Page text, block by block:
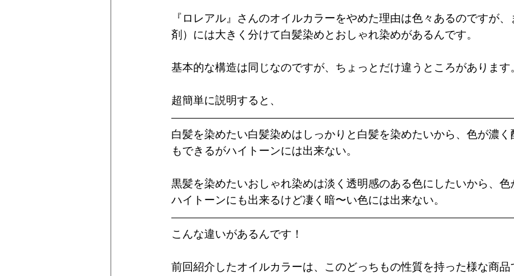
『ロレアル』さんのオイルカラーをやめた理由は色々あるのですが
剤）には大きく分けて白髪染めとおしゃれ染めがあるんです。
基本的な構造は同じなのですが、ちょっとだけ違うところがあります
超簡単に説明すると、
白髪を染めたい白髪染めはしっかりと白髪を染めたいから、色が濃く
もできるがハイトーンには出来ない。
黒髪を染めたいおしゃれ染めは淡く透明感のある色にしたいから、色
ハイトーンにも出来るけど凄く暗〜い色には出来ない。
こんな違いがあるんです！
前回紹介したオイルカラーは、このどっちもの性質を持った様な商品